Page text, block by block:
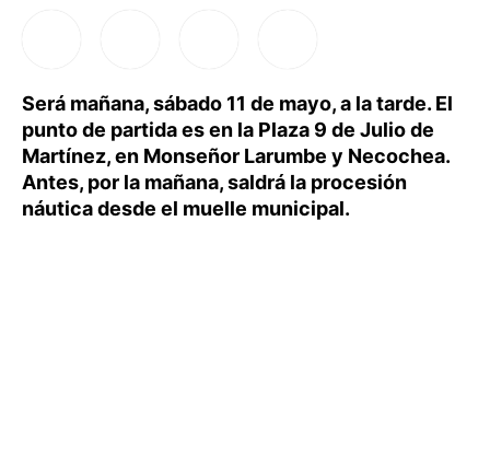
Será mañana, sábado 11 de mayo, a la tarde. El
punto de partida es en la Plaza 9 de Julio de
Martínez, en Monseñor Larumbe y Necochea.
Antes, por la mañana, saldrá la procesión
náutica desde el muelle municipal.